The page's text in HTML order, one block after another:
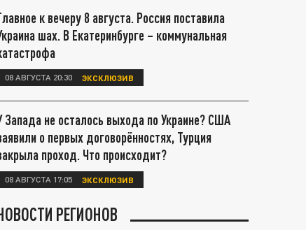
к вечеру 8 августа. Россия поставила
шах. В Екатеринбурге – коммунальная
08 АВГУСТА 20:30 ЭКСКЛЮЗИВ
Запада не осталось выхода по Украине? США
о первых договорённостях, Турция
проход. Что происходит?
08 АВГУСТА 17:05 ЭКСКЛЮЗИВ
РЕГИОНОВ